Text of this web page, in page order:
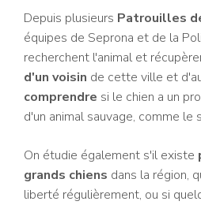
Depuis plusieurs Patrouilles
équipes de Seprona et de la
recherchent l'animal et
d'un voisin de cette ville et
comprendre si le chien a un
d'un animal sauvage, comme le
On étudie également s'il existe
grands chiens dans la région,
liberté régulièrement, ou si